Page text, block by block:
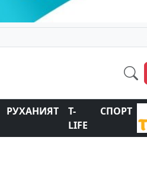
РУХАНИЯТ
T-
LIFE
СПОРТ